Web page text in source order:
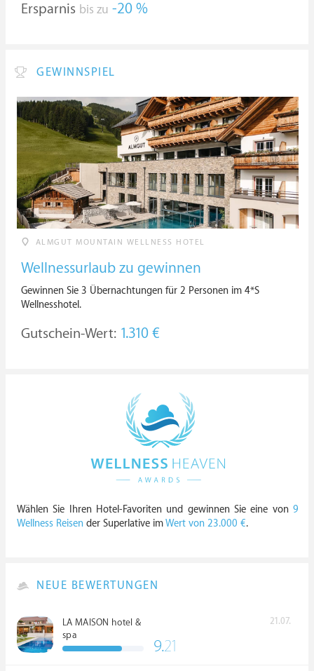
Ersparnis bis zu -20 %
GEWINNSPIEL
ALMGUT MOUNTAIN WELLNESS HOTEL
Wellnessurlaub zu gewinnen
Gewinnen Sie 3 Übernachtungen für 2 Personen im 4*S
Wellnesshotel.
Gutschein-Wert: 1.310 €
Wählen Sie Ihren Hotel-Favoriten und gewinnen Sie eine von 9
Wellness Reisen der Superlative imWert von 23.000 €.
NEUE BEWERTUNGEN
LA MAISON hotel &
spa
21.07.
9.21